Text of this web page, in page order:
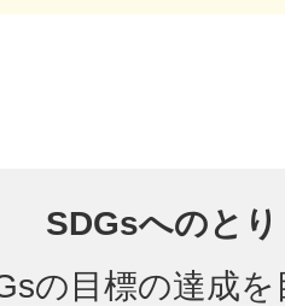
SDGsへのと
の目標の達成
鎌倉